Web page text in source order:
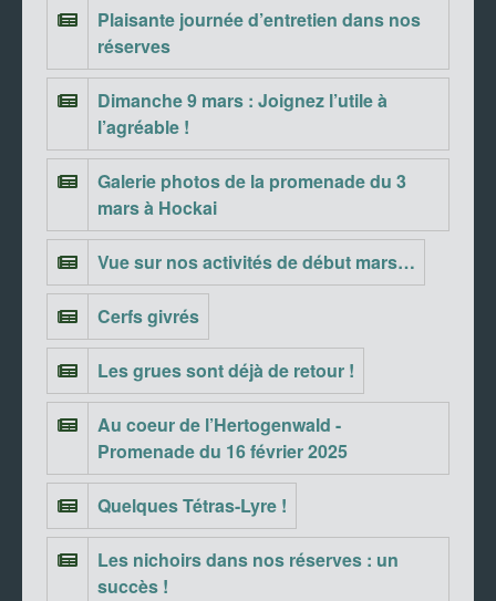
Plaisante journée d’entretien dans nos
réserves
Dimanche 9 mars : Joignez l’utile à
l’agréable !
Galerie photos de la promenade du 3
mars à Hockai
Vue sur nos activités de début mars…
Cerfs givrés
Les grues sont déjà de retour !
Au coeur de l’Hertogenwald -
Promenade du 16 février 2025
Quelques Tétras-Lyre !
Les nichoirs dans nos réserves : un
succès !